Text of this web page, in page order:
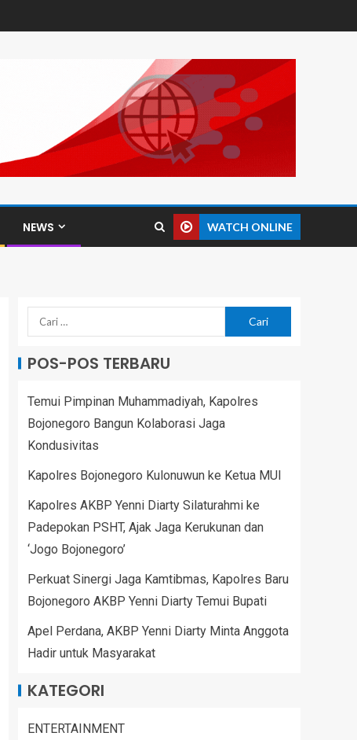
NEWS WATCH ONLINE
POS-POS TERBARU
Temui Pimpinan Muhammadiyah, Kapolres
Bojonegoro Bangun Kolaborasi Jaga
Kondusivitas
Kapolres Bojonegoro Kulonuwun ke Ketua MUI
Kapolres AKBP Yenni Diarty Silaturahmi ke
Padepokan PSHT, Ajak Jaga Kerukunan dan
‘Jogo Bojonegoro’
Perkuat Sinergi Jaga Kamtibmas, Kapolres Baru
Bojonegoro AKBP Yenni Diarty Temui Bupati
Apel Perdana, AKBP Yenni Diarty Minta Anggota
Hadir untuk Masyarakat
KATEGORI
ENTERTAINMENT